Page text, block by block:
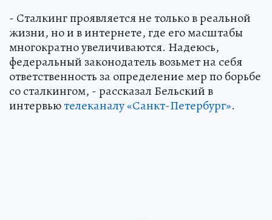
- Сталкинг проявляется не только в реальной
жизни, но и в интернете, где его масштабы
многократно увеличиваются. Надеюсь,
федеральный законодатель возьмет на себя
ответственность за определение мер по борьбе
со сталкингом, - рассказал Бельский в
интервьютелеканалу «Санкт-Петербург».